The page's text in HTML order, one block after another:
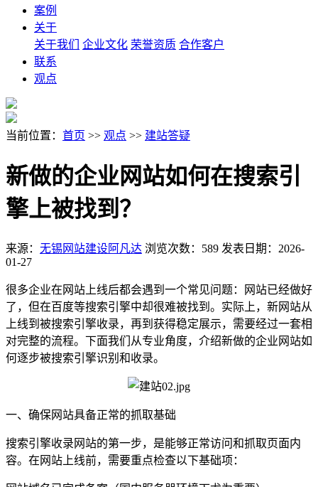
案例
关于
关于我们
企业文化 荣誉资质 合作客户
联系
观点
当前位置： 首页 >> 观点 >> 建站答疑
新做的企业网站如何在搜索引
擎上被找到？
来源： 无锡网站建设阿凡达 浏览次数：589 发表日期：2026-
01-27
很多企业在网站上线后都会遇到一个常见问题：网站已经做好
了，但在百度等搜索引擎中却很难被找到。实际上，新网站从
上线到被搜索引擎收录，再到获得稳定展示，需要经过一套相
对完整的流程。下面我们从专业角度，介绍新做的企业网站如
何逐步被搜索引擎识别和收录。
一、确保网站具备正常的抓取基础
搜索引擎收录网站的第一步，是能够正常访问和抓取页面内
容。在网站上线前，需要重点检查以下基础项：